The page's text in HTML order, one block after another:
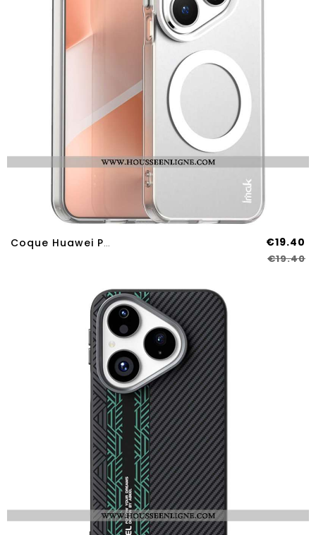
Coque Huawei Pura 80 Compatible MagSafe IMAK €19.40
€19.40